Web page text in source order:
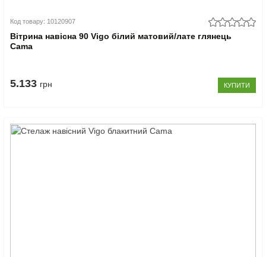
Код товару: 10120907
Вітрина навісна 90 Vigo білий матовий/лате глянець
Cama
5.133 грн КУПИТИ